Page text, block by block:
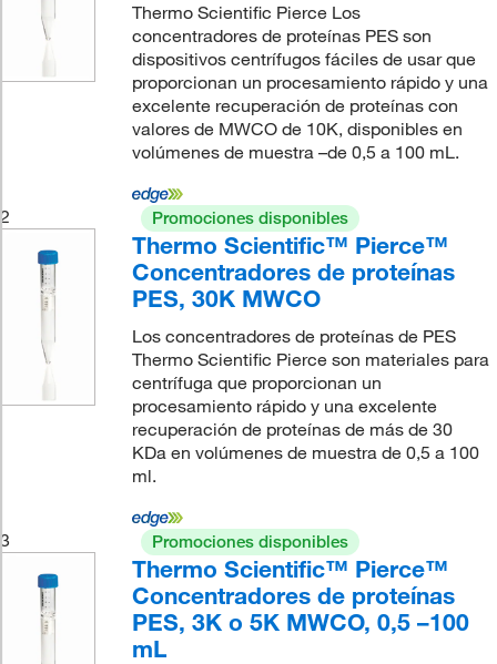
Thermo Scientific Pierce Los
concentradores de proteínas PES son
dispositivos centrífugos fáciles de usar que
proporcionan un procesamiento rápido y una
excelente recuperación de proteínas con
valores de MWCO de 10K, disponibles en
volúmenes de muestra –de 0,5 a 100 mL.
2 Promociones disponibles
Thermo Scientific™ Pierce™
Concentradores de proteínas
PES, 30K MWCO
Los concentradores de proteínas de PES
Thermo Scientific Pierce son materiales para
centrífuga que proporcionan un
procesamiento rápido y una excelente
recuperación de proteínas de más de 30
KDa en volúmenes de muestra de 0,5 a 100
ml.
3 Promociones disponibles
Thermo Scientific™ Pierce™
Concentradores de proteínas
PES, 3K o 5K MWCO, 0,5 –100
mL